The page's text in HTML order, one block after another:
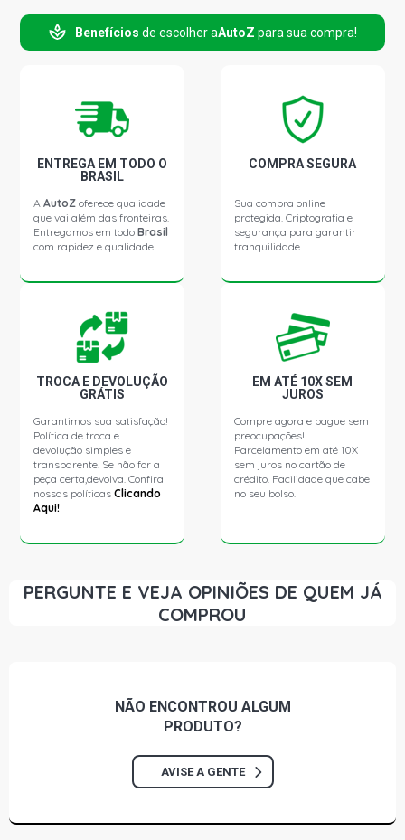
RANGER XLT PICKUP 3.0 16V MWM NGD3.0E TURBO L4
DIESEL (2005 - 2012)
PANTANAL STD UTILITARIO 3.0 16V DIESEL (2006 -
T4 LONA UTILITARIO 3.0 16V MWM NGD3.0E TURBO L4
DIESEL (2006 - 2014)
T4 RIGIDA UTILITARIO 3.0 16V MWM NGD3.0E TURBO L4
DIESEL (2006 - 2014)
RANGER CD LIMITED PICKUP 3.0 16V MWM NGD3.0E
Benefícios de escolher aAutoZ para sua compra!
ENTREGA EM TODO O
BRASIL
AAutoZ oferece qualidade
que vai além das fronteiras.
Entregamos em todoBrasil
com rapidez e qualidade.
COMPRA SEGURA
Sua compra online
protegida. Criptografia e
segurança para garantir
tranquilidade.
TROCA E DEVOLUÇÃO
GRÁTIS
Garantimos sua satisfação!
Política de troca e
devolução simples e
transparente. Se não for a
peça certa,devolva. Confira
nossas políticasClicando
Aqui!
EM ATÉ 10X SEM
JUROS
Compre agora e pague sem
preocupações!
Parcelamento em até 10X
sem juros no cartão de
crédito. Facilidade que cabe
no seu bolso.
PERGUNTE E VEJA OPINIÕES DE QUEM JÁ
COMPROU
NÃO ENCONTROU ALGUM
PRODUTO?
AVISE A GENTE